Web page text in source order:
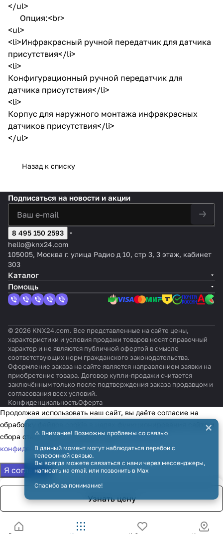
</ul>
Опция:<br>
<ul>
<li>Инфракрасный ручной передатчик для датчика
присутствия</li>
<li>
Конфигурационный ручной передатчик для
датчика присутствия</li>
<li>
Корпус для наружного монтажа инфракрасных
датчиков присутствия</li>
</ul>
Назад к списку
Узнать цену
Подписаться на новости и акции
8 495 150 2593
hello@knx24.com
105005, Москва г. улица Радио д 10, стр 3, 3 этаж, кабинет
303
Каталог
Помощь
© 2026 KNX24.com. Все представленные на сайте цены,
характеристики и условия продажи товаров носят справочный
характер и не являются публичной офертой в смысле
соответствующих норм гражданского законодательства.
Оформление заказа на сайте является направлением заявки на
приобретение товара. Договор купли-продажи считается
заключённым только после подтверждения заказа продавцом и
согласования всех условий.
КонфиденциальностьОферта
⚠️ Внимание! Возможны проблемы со связью
В данный момент могут наблюдаться перебои с
телефонной связью.
Вы всегда можете связаться с нами через мессенджеры,
написать на email или позвонить в Max
Спасибо за понимание!
×
Продолжая использовать наш сайт, вы даёте согласие на
обработку файлов cookie в целях функционирования сайта и
сбора статистики в соответствии сполитикой
конфиденциальности
Я согласен